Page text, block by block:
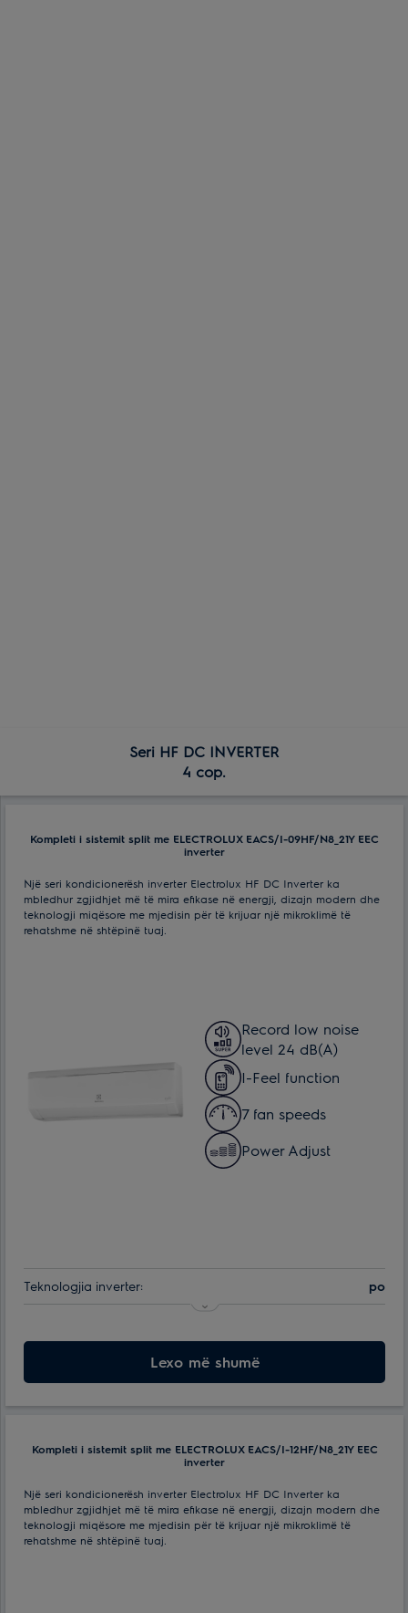
Seri HF DC INVERTER
4 cop.
Kompleti i sistemit split me ELECTROLUX EACS/I-09HF/N8_21Y EEC
inverter
Një seri kondicionerësh inverter Electrolux HF DC Inverter ka
mbledhur zgjidhjet më të mira efikase në energji, dizajn modern dhe
teknologji miqësore me mjedisin për të krijuar një mikroklimë të
rehatshme në shtëpinë tuaj.
Record low noise
level 24 dB(A)
I-Feel function
7 fan speeds
Power Adjust
Teknologjia inverter: po
Maks. konsumimi i energjisë:Lexo më shumë
Kompleti i sistemit split me ELECTROLUX EACS/I-12HF/N8_21Y EEC
inverter
Një seri kondicionerësh inverter Electrolux HF DC Inverter ka
mbledhur zgjidhjet më të mira efikase në energji, dizajn modern dhe
teknologji miqësore me mjedisin për të krijuar një mikroklimë të
rehatshme në shtëpinë tuaj.